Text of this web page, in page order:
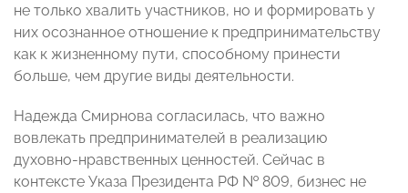
не только хвалить участников, но и формировать у
них осознанное отношение к предпринимательству
как к жизненному пути, способному принести
больше, чем другие виды деятельности.
Надежда Смирнова согласилась, что важно
вовлекать предпринимателей в реализацию
духовно-нравственных ценностей. Сейчас в
контексте Указа Президента РФ № 809, бизнес не